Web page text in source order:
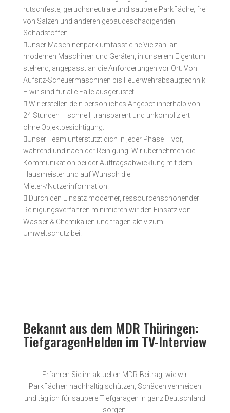
rutschfeste, geruchsneutrale und saubere Parkfläche, frei
von Salzen und anderen gebäudeschädigenden
Schadstoffen.
Unser Maschinenpark umfasst eine Vielzahl an
modernen Maschinen und Geräten, in unserem Eigentum
stehend, angepasst an die Anforderungen vor Ort. Von
Aufsitz-Scheuermaschinen bis Feuerwehrabsaugtechnik
– wir sind für alle Fälle ausgerüstet.
 Wir erstellen dein persönliches Angebot innerhalb von
24 Stunden – schnell, transparent und unkompliziert
ohne Objektbesichtigung.
Unser Team unterstützt dich in jeder Phase – vor,
während und nach der Reinigung. Wir übernehmen die
Kommunikation bei der Auftragsabwicklung mit dem
Hausmeister und auf Wunsch die
Mieter-/Nutzerinformation.
 Durch den Einsatz moderner, ressourcenschonender
Reinigungsverfahren minimieren wir den Einsatz von
Wasser & Chemikalien und tragen aktiv zum
Umweltschutz bei.
Bekannt aus dem MDR Thüringen:
TiefgaragenHelden im TV-Interview
Erfahren Sie im aktuellen MDR-Beitrag, wie wir
Parkflächen nachhaltig schützen, Schäden vermeiden
und täglich für saubere Tiefgaragen in ganz Deutschland
sorgen.